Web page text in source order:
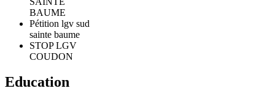
BAUME
Pétition lgv sud
sainte baume
STOP LGV
COUDON
Education